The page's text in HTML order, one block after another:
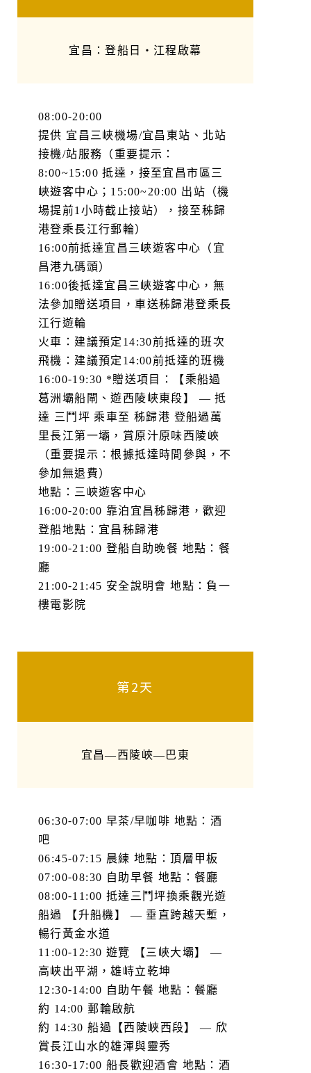
宜昌：登船日・江程啟幕
08:00-20:00
提供 宜昌三峽機場/宜昌東站、北站
接機/站服務（重要提示：
8:00~15:00 抵達，接至宜昌市區三
峽遊客中心；15:00~20:00 出站（機
場提前1小時截止接站），接至秭歸
港登乘長江行郵輪）
16:00前抵達宜昌三峽遊客中心（宜
昌港九碼頭）
16:00後抵達宜昌三峽遊客中心，無
法參加贈送項目，車送秭歸港登乘長
江行遊輪
火車：建議預定14:30前抵達的班次
飛機：建議預定14:00前抵達的班機
16:00-19:30 *贈送項目：【乘船過
葛洲壩船閘、遊西陵峽東段】 — 抵
達 三鬥坪 乘車至 秭歸港 登船過萬
里長江第一壩，賞原汁原味西陵峽
（重要提示：根據抵達時間參與，不
參加無退費）
地點：三峽遊客中心
16:00-20:00 靠泊宜昌秭歸港，歡迎
登船地點：宜昌秭歸港
19:00-21:00 登船自助晚餐 地點：餐
廳
21:00-21:45 安全說明會 地點：負一
樓電影院
第2天
宜昌—西陵峽—巴東
06:30-07:00 早茶/早咖啡 地點：酒
吧
06:45-07:15 晨練 地點：頂層甲板
07:00-08:30 自助早餐 地點：餐廳
08:00-11:00 抵達三鬥坪換乘觀光遊
船過 【升船機】 — 垂直跨越天塹，
暢行黃金水道
11:00-12:30 遊覽 【三峽大壩】 —
高峽出平湖，雄峙立乾坤
12:30-14:00 自助午餐 地點：餐廳
約 14:00 郵輪啟航
約 14:30 船過【西陵峽西段】 — 欣
賞長江山水的雄渾與靈秀
16:30-17:00 船長歡迎酒會 地點：酒